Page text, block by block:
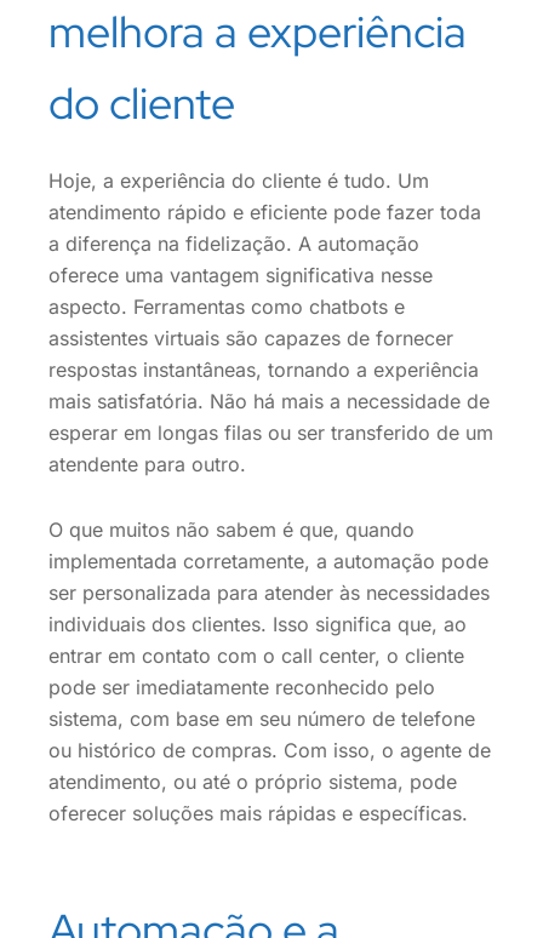
melhora a experiência
do cliente
Hoje, a experiência do cliente é tudo. Um
atendimento rápido e eficiente pode fazer toda
a diferença na fidelização. A automação
oferece uma vantagem significativa nesse
aspecto. Ferramentas como chatbots e
assistentes virtuais são capazes de fornecer
respostas instantâneas, tornando a experiência
mais satisfatória. Não há mais a necessidade de
esperar em longas filas ou ser transferido de um
atendente para outro.
O que muitos não sabem é que, quando
implementada corretamente, a automação pode
ser personalizada para atender às necessidades
individuais dos clientes. Isso significa que, ao
entrar em contato com o call center, o cliente
pode ser imediatamente reconhecido pelo
sistema, com base em seu número de telefone
ou histórico de compras. Com isso, o agente de
atendimento, ou até o próprio sistema, pode
oferecer soluções mais rápidas e específicas.